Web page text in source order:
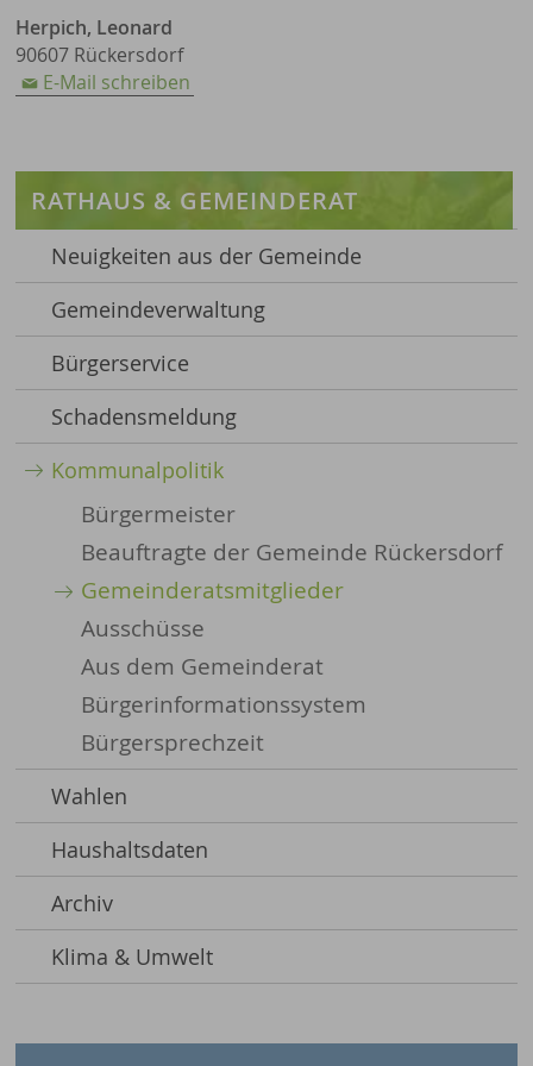
Herpich, Leonard
90607 Rückersdorf
E-Mail schreiben
RATHAUS & GEMEINDERAT
Neuigkeiten aus der Gemeinde
Gemeindeverwaltung
Bürgerservice
Schadensmeldung
Kommunalpolitik
Bürgermeister
Beauftragte der Gemeinde Rückersdorf
Gemeinderatsmitglieder
Ausschüsse
Aus dem Gemeinderat
Bürgerinformationssystem
Bürgersprechzeit
Wahlen
Haushaltsdaten
Archiv
Klima & Umwelt